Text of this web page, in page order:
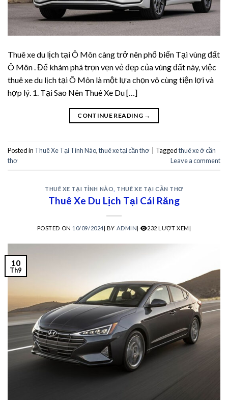
panel
panel
panel
panel
panel
Thuê xe du lịch tại Ô Môn càng trở nên phổ biến Tại vùng đất
Ô Môn . Để khám phá trọn vẹn vẻ đẹp của vùng đất này, việc
thuê xe du lịch tại Ô Môn là một lựa chọn vô cùng tiện lợi và
hợp lý. 1. Tại Sao Nên Thuê Xe Du […]
CONTINUE READING →
Posted in Thuê Xe Tại Tỉnh Nào,thuê xe tại cần thơ Taggedthuê xe ở cần
thơ
Leave a comment
THUÊ XE TẠI TỈNH NÀO THUÊ XE TẠI CẦN THƠ
Thuê Xe Du Lịch Tại Cái Răng
POSTED ON 10/09/2024| BY ADMIN| 232 LƯỢT XEM|
10
Th9